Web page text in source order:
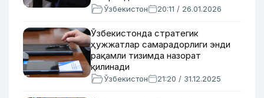
Ўзбекистон 20:11 / 26.01.2026
Ўзбекистонда стратегик
ҳужжатлар самарадорлиги энди
рақамли тизимда назорат
қилинади
Ўзбекистон 21:20 / 31.12.2025